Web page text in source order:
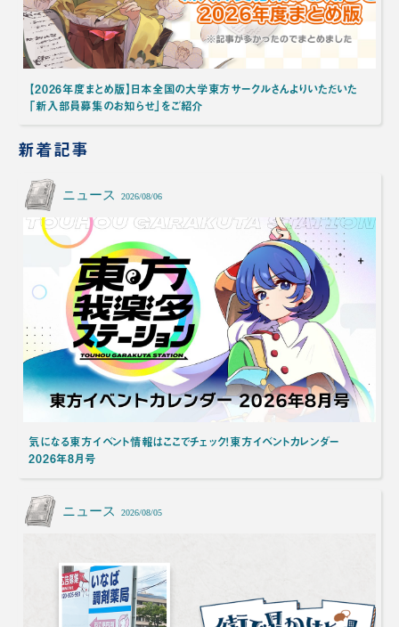
【2026年度まとめ版】日本全国の大学東方サークルさんよりいただいた
「新入部員募集のお知らせ」をご紹介
新着記事
ニュース 2026/08/06
気になる東方イベント情報はここでチェック！東方イベントカレンダー
2026年8月号
ニュース 2026/08/05